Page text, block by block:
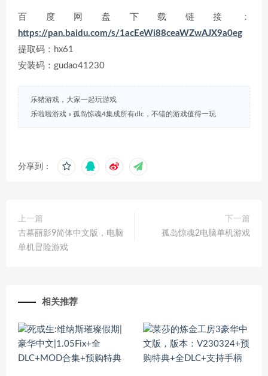
百度网盘下载链接：
https://pan.baidu.com/s/1acEeWi88ceaWZwAJX9a0eg
提取码：hx61
安装码：gudao41230
乐猪游戏，大家一起玩游戏
乐啦啦游戏 » 孤岛惊魂4集成所有dlc，不错的游戏值得一玩
分享到：
上一篇
古墓丽影9简体中文版，电脑
单机冒险游戏
下一篇
孤岛惊魂2电脑单机游戏
相关推荐